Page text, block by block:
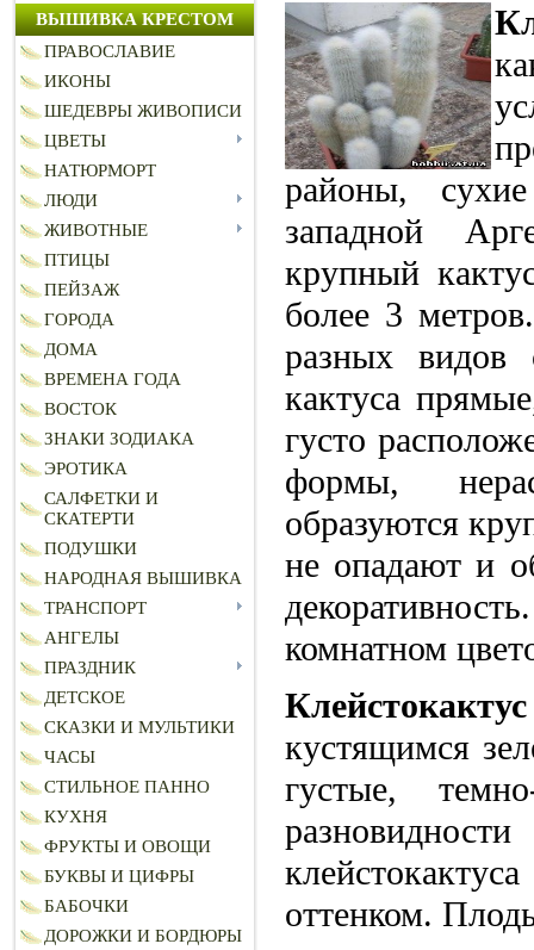
ВЫШИВКА КРЕСТОМ
ПРАВОСЛАВИЕ
ИКОНЫ
ШЕДЕВРЫ ЖИВОПИСИ
ЦВЕТЫ
НАТЮРМОРТ
ЛЮДИ
ЖИВОТНЫЕ
ПТИЦЫ
ПЕЙЗАЖ
ГОРОДА
ДОМА
ВРЕМЕНА ГОДА
ВОСТОК
ЗНАКИ ЗОДИАКА
ЭРОТИКА
САЛФЕТКИ И
СКАТЕРТИ
ПОДУШКИ
НАРОДНАЯ ВЫШИВКА
ТРАНСПОРТ
АНГЕЛЫ
ПРАЗДНИК
ДЕТСКОЕ
СКАЗКИ И МУЛЬТИКИ
ЧАСЫ
СТИЛЬНОЕ ПАННО
КУХНЯ
ФРУКТЫ И ОВОЩИ
БУКВЫ И ЦИФРЫ
БАБОЧКИ
ДОРОЖКИ И БОРДЮРЫ
районы,
западной
крупный
более 3
разных видов
кактуса
густо
формы,
образуются
не опадают и
комнатном
кустящимся
густые,
оттенком.